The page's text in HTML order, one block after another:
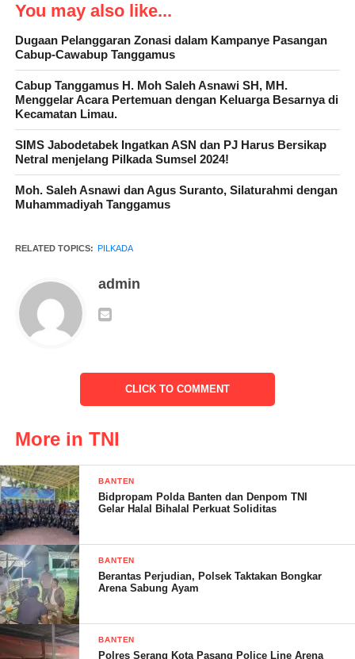
Selain itu, kehadiran Koramil 0602-02/Kasemen dalam kegiatan
seluruh pihak yang terlibat, baik petugas penyelenggara pemilu
Polri, pemerintah, dan instansi terkait, diharapkan seluruh
tahapan Pilkada dapat berjalan dengan baik, sesuai dengan
aturan yang berlaku.
hak demokrasinya menjadi prioritas kami, karena TNI siap
mendukung dan mengawal setiap tahapan Pilkada 2024,” ujar
Pelaksanaan rapat pleno terbuka rekapitulasi DPSHP ini,
merupakan salah satu tahapan penting dalam memastikan akurasi
data pemilih, menjelang Pemilihan Kepala Daerah yang akan
digelar pada Tahun 2024,” tukasnya.
Dian – S.Andin
Post Views: 14
You may also like...
Dugaan Pelanggaran Zonasi dalam Kampanye Pasangan
Cabup-Cawabup Tanggamus
Cabup Tanggamus H. Moh Saleh Asnawi SH, MH.
Menggelar Acara Pertemuan dengan Keluarga Besarnya di
Kecamatan Limau.
SIMS Jabodetabek Ingatkan ASN dan PJ Harus Bersikap
Netral menjelang Pilkada Sumsel 2024!
Moh. Saleh Asnawi dan Agus Suranto, Silaturahmi dengan
Muhammadiyah Tanggamus
RELATED TOPICS: PILKADA
admin
CLICK TO COMMENT
More in TNI
BANTEN
Bidpropam Polda Banten dan Denpom TNI
Gelar Halal Bihalal Perkuat Soliditas
BANTEN
Berantas Perjudian, Polsek Taktakan Bongkar
Arena Sabung Ayam
BANTEN
Polres Serang Kota Pasang Police Line Arena